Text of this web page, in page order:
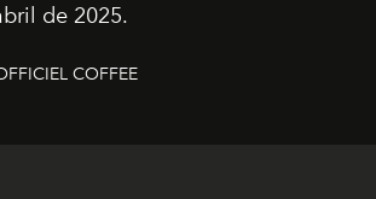
de 2025.
COFFEE